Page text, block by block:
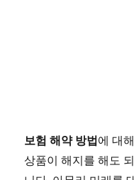
보험 해약 방법에 대
상품이 해지를 해도